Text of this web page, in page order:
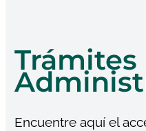
Trámites
Encuentre aquí el